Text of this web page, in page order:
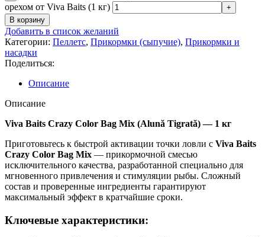
орехом от Viva Baits (1 кг)
В корзину
Добавить в список желаний
Категории: Пеллетс, Прикормки (сыпучие), Прикормки и
насадки
Поделиться:
Описание
Описание
Viva Baits Crazy Color Bag Mix (Alună Tigrată) — 1 кг
Приготовьтесь к быстрой активации точки ловли с Viva Baits
Crazy Color Bag Mix — прикормочной смесью
исключительного качества, разработанной специально для
мгновенного привлечения и стимуляции рыбы. Сложный
состав и проверенные ингредиенты гарантируют
максимальный эффект в кратчайшие сроки.
Ключевые характеристики: